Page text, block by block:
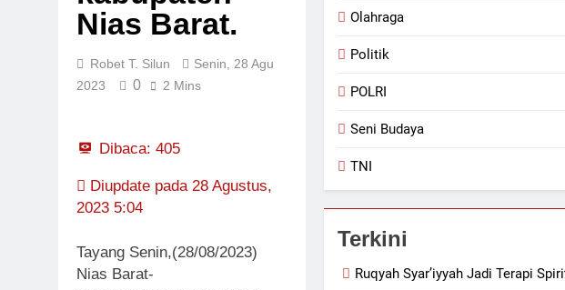
Nias Barat.
Robet T. Silun
Senin, 28 Agu
2023
0 2 Mins
Dibaca: 405
Diupdate pada 28 Agustus,
2023 5:04
Tayang Senin,(28/08/2023)
Nias Barat-
Olahraga
Politik
POLRI
Seni Budaya
TNI
Terkini
Ruqyah Syar’iyyah Jadi Terapi